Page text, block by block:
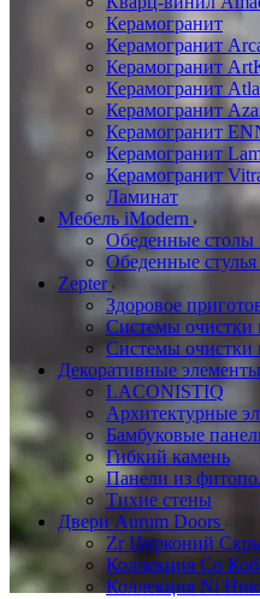
Керамогранит
Керамогранит
Керамогранит
Керамогранит
Керамогранит
Керамогранит
Керамогранит
Керамогранит
Ламинат
Мебель iModern
Обеденные столы
Обеденные
Zepter
Здоровое
Системы очистки
Системы очистки
Декоративные элементы
LACONISTIQ
Архитектурные
Бамбуковые
Гибкий камень
Панели из
Тихие стены
Двери Aurum Doors
Zr Цирконий
Коллекция Co
Коллекция Ni